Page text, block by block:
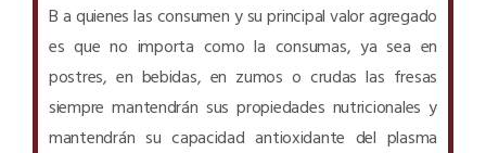
B a quienes las consumen y su principal valor agregado
es que no importa como la consumas, ya sea en
postres, en bebidas, en zumos o crudas las fresas
siempre mantendrán sus propiedades nutricionales y
mantendrán su capacidad antioxidante del plasma